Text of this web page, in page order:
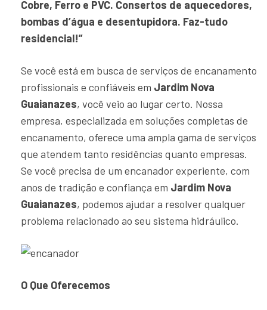
Cobre, Ferro e PVC. Consertos de aquecedores,
bombas d’água e desentupidora. Faz-tudo
residencial!”
Se você está em busca de serviços de encanamento
profissionais e confiáveis em Jardim Nova
Guaianazes, você veio ao lugar certo. Nossa
empresa, especializada em soluções completas de
encanamento, oferece uma ampla gama de serviços
que atendem tanto residências quanto empresas.
Se você precisa de um encanador experiente, com
anos de tradição e confiança em Jardim Nova
Guaianazes, podemos ajudar a resolver qualquer
problema relacionado ao seu sistema hidráulico.
O Que Oferecemos